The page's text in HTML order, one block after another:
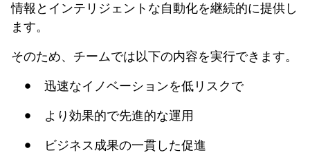
情報とインテリジェントな自動化を継続的に提供し
ます。
そのため、チームでは以下の内容を実行できます。
迅速なイノベーションを低リスクで
より効果的で先進的な運用
ビジネス成果の一貫した促進